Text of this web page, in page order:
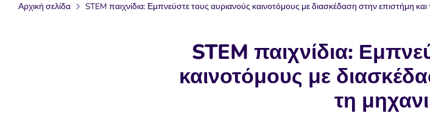
Αρχική σελίδα STEM παιχνίδια: Εμπνεύστε τους αυριανούς καινοτόμους με διασκέδαση στην επιστήμη και
STEM παιχνίδια:
καινοτόμους με
τη